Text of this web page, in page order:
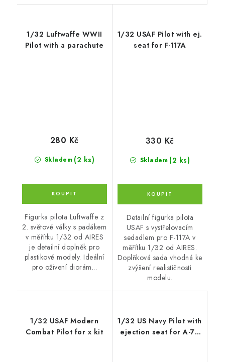
1/32 Luftwaffe WWII
Pilot with a parachute
Skladem (2 ks)
280 Kč
Figurka pilota Luftwaffe z
2. světové války s padákem
v měřítku 1/32 od AIRES
je detailní doplněk pro
plastikové modely. Ideální
pro oživení diorám...
1/32 USAF Pilot with ej.
seat for F-117A
Skladem (2 ks)
330 Kč
Detailní figurka pilota
USAF s vystřelovacím
sedadlem pro F-117A v
měřítku 1/32 od AIRES.
Doplňková sada vhodná ke
zvýšení realističnosti
modelu.
1/32 USAF Modern
Combat Pilot for x kit
1/32 US Navy Pilot with
ejection seat for A-7E